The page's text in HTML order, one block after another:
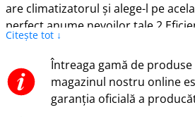
are climatizatorul și alege-l pe
perfect anume nevoilor
aparat de aer condiționat are
oferi un confort termic, dar și
economisești corect banii pe
aparatului de aer condiționat:
climatizatoare: de răcit, de încălzit,
Citește tot ↓
Întreaga gamă de
magazinul nostru online
garanția oficială a